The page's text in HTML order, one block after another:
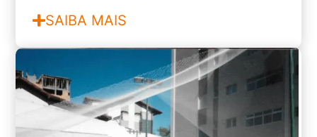
SAIBA MAIS